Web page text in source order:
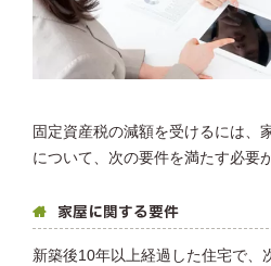
固定資産税の減額を受けるには、
について、次の要件を満たす必要
家屋に関する要件
新築後10年以上経過した住宅で、